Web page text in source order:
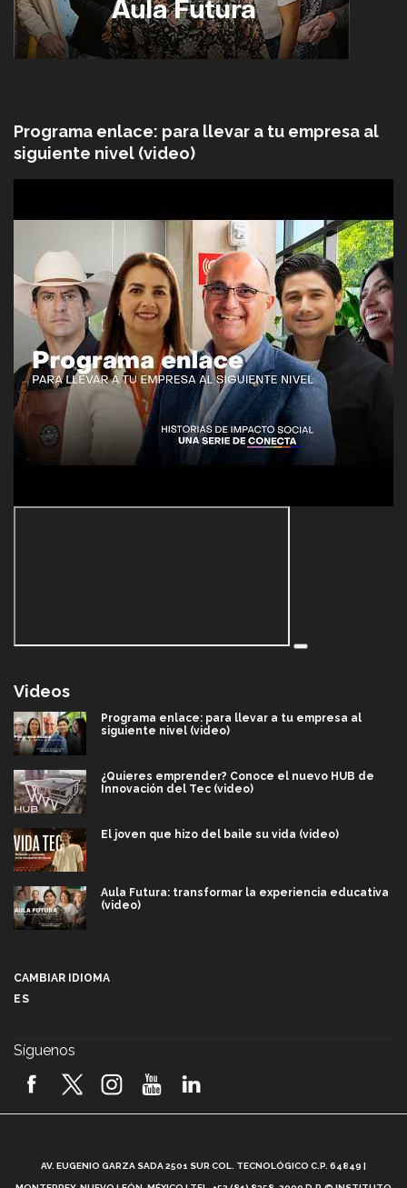
Programa enlace: para llevar a tu empresa al
siguiente nivel (video)
Videos
Programa enlace: para llevar a tu empresa al
siguiente nivel (video)
¿Quieres emprender? Conoce el nuevo HUB de
Innovación del Tec (video)
El joven que hizo del baile su vida (video)
Aula Futura: transformar la experiencia educativa
(video)
2026! (video)
¿Cómo es el Modelo Educativo Tec? (video)
CAMBIAR IDIOMA
ES
Síguenos
AV. EUGENIO GARZA SADA 2501 SUR COL. TECNOLÓGICO C.P. 64849 |